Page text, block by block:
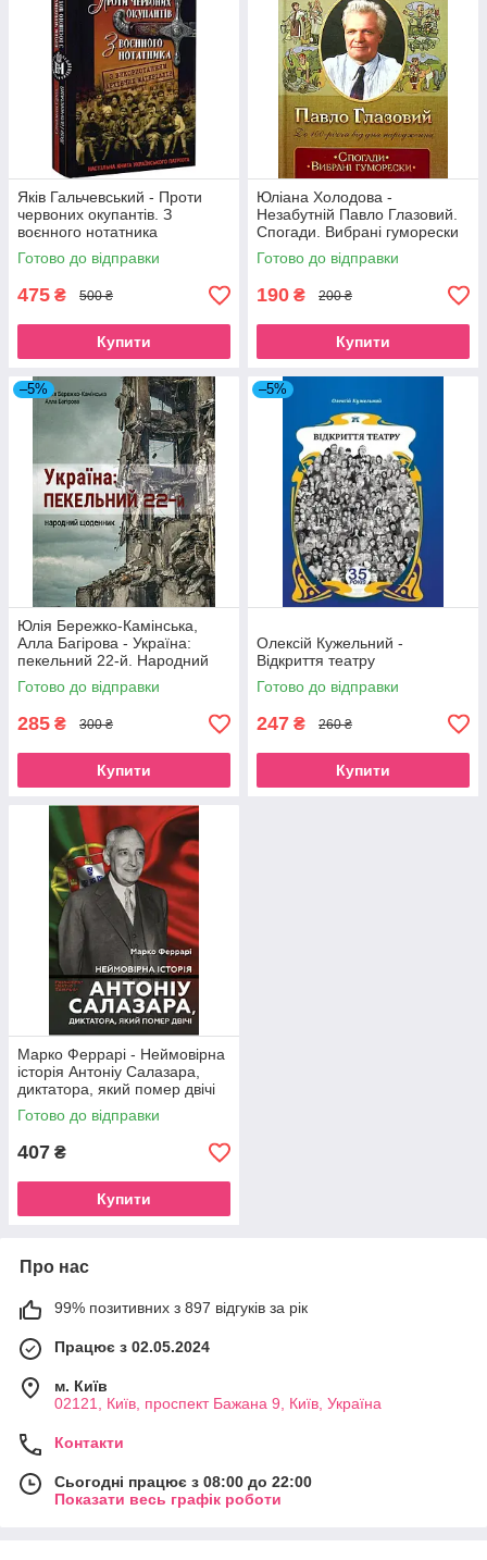
Яків Гальчевський - Проти
червоних окупантів. З
воєнного нотатника
Готово до відправки
475 ₴ 500 ₴
Купити
Юліана Холодова -
Незабутній Павло Глазовий.
Спогади. Вибрані гуморески
Готово до відправки
190 ₴ 200 ₴
Купити
–5%
Юлія Бережко-Камінська,
Алла Багірова - Україна:
пекельний 22-й. Народний
щоденник
Готово до відправки
285 ₴ 300 ₴
Купити
–5%
Олексій Кужельний -
Відкриття театру
Готово до відправки
247 ₴ 260 ₴
Купити
Марко Феррарі - Неймовірна
історія Антоніу Салазара,
диктатора, який помер двічі
Готово до відправки
407 ₴
Купити
Про нас
99% позитивних з 897 відгуків за рік
Працює з 02.05.2024
м. Київ
02121, Київ, проспект Бажана 9, Київ, Україна
Контакти
Сьогодні працює з 08:00 до 22:00
Показати весь графік роботи